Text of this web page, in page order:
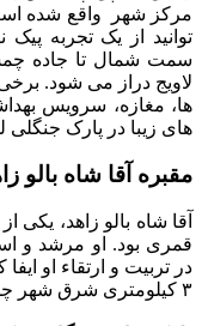
مرکز شهر واقع شده
توانید از یک تجربه
سمت شمال تا جاده
لاویج دراز می شود.
ها، مغازه، سرویس
های زیبا در پارک
مقبره آقا شاه بالو
آقا شاه بالو زاهد،
قمری بود. او مرشد و
در تربیت و ارتقاء او
۳ کیلومتری شرق شهر چمستان در استان مازندران قرار دارد.